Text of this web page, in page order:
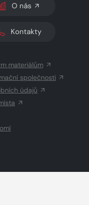
O nás
Kontakty
materiálům
společnosti
údajů